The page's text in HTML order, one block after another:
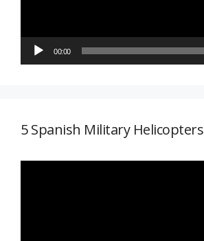
00:00
5 Spanish Military Helicopters